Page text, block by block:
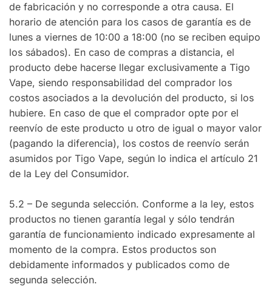
de fabricación y no corresponde a otra causa. El
horario de atención para los casos de garantía es de
lunes a viernes de 10:00 a 18:00 (no se reciben equipo
los sábados). En caso de compras a distancia, el
producto debe hacerse llegar exclusivamente a Tigo
Vape, siendo responsabilidad del comprador los
costos asociados a la devolución del producto, si los
hubiere. En caso de que el comprador opte por el
reenvío de este producto u otro de igual o mayor valor
(pagando la diferencia), los costos de reenvío serán
asumidos por Tigo Vape, según lo indica el artículo 21
de la Ley del Consumidor.
5.2 – De segunda selección. Conforme a la ley, estos
productos no tienen garantía legal y sólo tendrán
garantía de funcionamiento indicado expresamente al
momento de la compra. Estos productos son
debidamente informados y publicados como de
segunda selección.